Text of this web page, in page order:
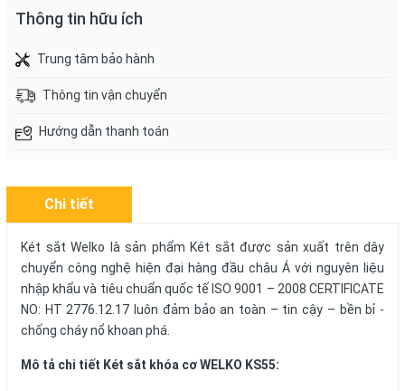
Thông tin hữu ích
Trung tâm bảo hành
Thông tin vận chuyển
Hướng dẫn thanh toán
Chi tiết
Két sắt Welko là sản phẩm Két sắt được sản xuất trên dây
chuyển công nghệ hiện đại hàng đầu châu Á với nguyên liệu
nhập khẩu và tiêu chuẩn quốc tế ISO 9001 – 2008 CERTIFICATE
NO: HT 2776.12.17 luôn đảm bảo an toàn – tin cậy – bền bỉ -
chống cháy nổ khoan phá.
Mô tả chi tiết Két sắt khóa cơ WELKO KS55: